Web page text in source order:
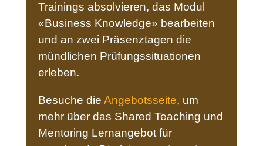
Trainings absolvieren, das Modul
«Business Knowledge» bearbeiten
und an zwei Präsenztagen die
mündlichen Prüfungssituationen
erleben.
Besuche die Angebotsseite, um
mehr über das Shared Teaching und
Mentoring Lernangebot für